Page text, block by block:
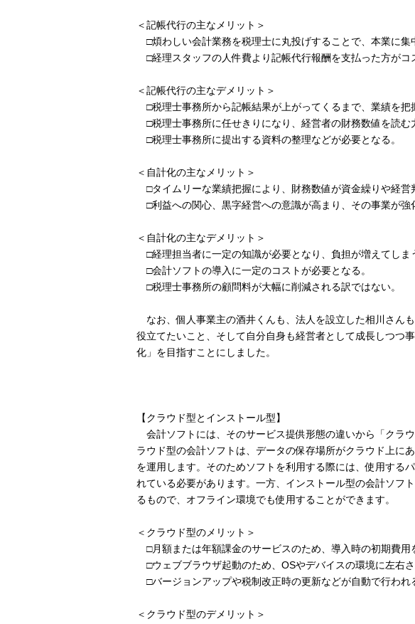
＜記帳代行の主なメリット＞
□煩わしい会計業務を税理士に丸投げすることで、本業に集
□経理スタッフの人件費より記帳代行報酬を支払った方がコ
＜記帳代行の主なデメリット＞
□税理士事務所から記帳結果が上がってくるまで、業績を把
□税理士事務所に任せきりになり、経営者の財務数値を読む
□税理士事務所に提出する資料の整理などが必要となる。
＜自計化の主なメリット＞
□タイムリーな業績把握により、財務数値が資金繰りや経営
□利益への関心、黒字経営への意識が高まり、その事業が強
＜自計化の主なデメリット＞
□経理担当者に一定の知識が必要となり、負担が増えてしま
□会計ソフトの導入に一定のコストが必要となる。
□税理士事務所の顧問料が大幅に削減される訳ではない。
なお、個人事業主の酒井くんも、法人を設立した相川さん
役立てたいこと、そして自分自身も経営者として成長しつつ
化」を目指すことにしました。
【クラウド型とインストール型】
会計ソフトには、そのサービス提供形態の違いから「クラ
ラウド型の会計ソフトは、データの保存場所がクラウド上に
を運用します。そのためソフトを利用する際には、使用する
れている必要があります。一方、インストール型の会計ソフ
るもので、オフライン環境でも使用することができます。
＜クラウド型のメリット＞
□月額または年額課金のサービスのため、導入時の初期費用
□ウェブブラウザ起動のため、OSやデバイスの環境に左右さ
□バージョンアップや税制改正時の更新などが自動で行われ
＜クラウド型のデメリット＞